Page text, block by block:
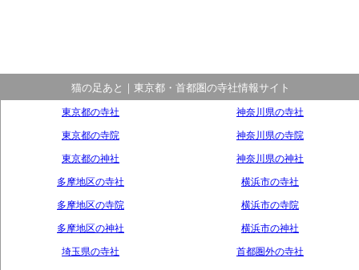
猫の足あと｜東京都・首都圏の寺社情報サイト
東京都の寺社
東京都の寺院
東京都の神社
多摩地区の寺社
多摩地区の寺院
多摩地区の神社
神奈川県の寺社
神奈川県の寺院
神奈川県の神社
横浜市の寺社
横浜市の寺院
横浜市の神社
埼玉県の寺社 首都圏外の寺社